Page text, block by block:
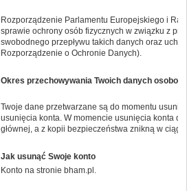
Rozporządzenie Parlamentu Europejskiego i
sprawie ochrony osób fizycznych w związku z
swobodnego przepływu takich danych oraz
Rozporządzenie o Ochronie Danych).
Okres przechowywania Twoich danych
Twoje dane przetwarzane są do momentu
usunięcia konta. W momencie usunięcia konta
głównej, a z kopii bezpieczeństwa znikną w
Jak usunąć Swoje konto
Konto na stronie bham.pl.